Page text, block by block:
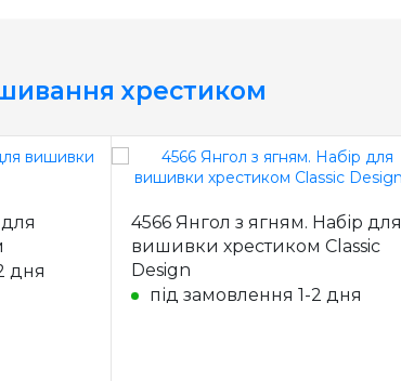
хрестиком
дня
4566 Янгол з ягням. Набір для
вишивки хрестиком Classic
Design
під замовлення 1-2 дня